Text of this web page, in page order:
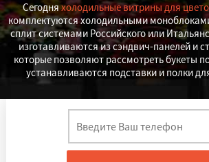
Сегодняхолодильные витрины для
комплектуются холодильными
сплит системами Российского или
изготавливаются из сэндвич-панелей и
которые позволяют рассмотреть букеты
устанавливаются подставки и полки